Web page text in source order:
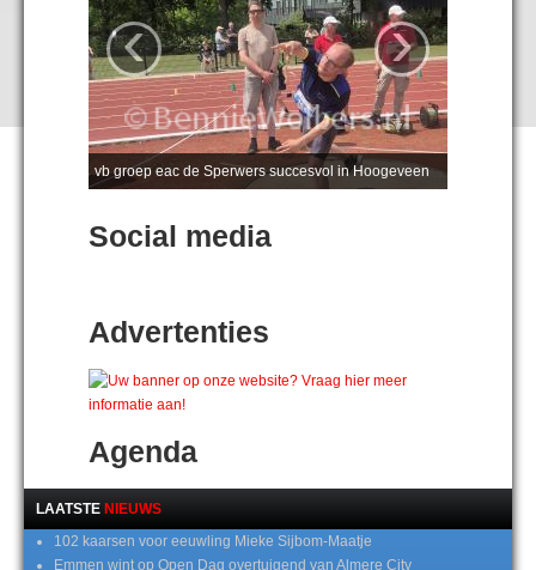
vb groep eac de Sperwers succesvol in Hoogeveen
‹ ›
Social media
Advertenties
Agenda
LAATSTE NIEUWS
102 kaarsen voor eeuwling Mieke Sijbom-Maatje
Emmen wint op Open Dag overtuigend van Almere City